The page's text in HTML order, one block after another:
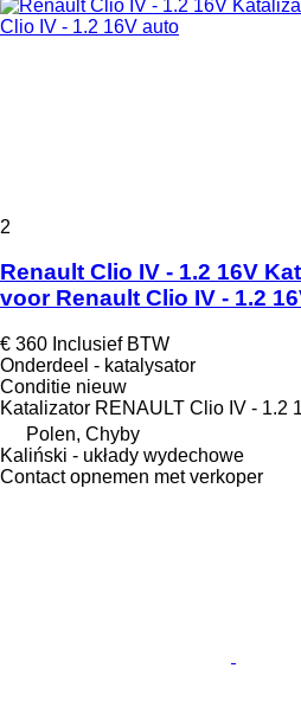
2
Renault Clio IV - 1.2 16V
voor Renault Clio IV - 1.2
€ 360 Inclusief BTW
Onderdeel - katalysator
Conditie nieuw
Katalizator RENAULT Clio IV - 1.2
Polen, Chyby
Kaliński - układy wydechowe
Contact opnemen met verkoper